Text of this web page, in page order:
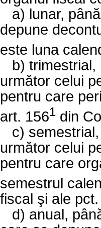
a) lunar,
depune
este luna
b) trimestrial,
următor celui
pentru care
art. 1561 din
c)
următor celui
pentru care
semestrul
fiscal şi ale
d) anual,